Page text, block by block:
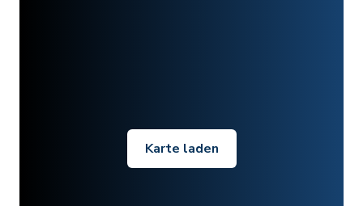
Karte laden